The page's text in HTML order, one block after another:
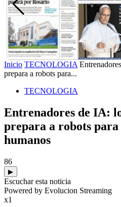
Inicio TECNOLOGIA
prepara a robots para...
TECNOLOGIA
Entrenadores de IA:
prepara a robots
humanos
86
▶
Escuchar esta noticia
Powered by Evolucion Streaming
x1